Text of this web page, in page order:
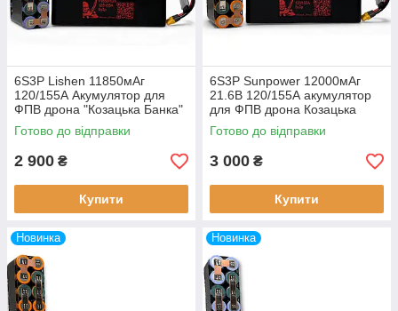
6S3P Lishen 11850мАг
120/155А Акумулятор для
ФПВ дрона "Козацька Банка"
Готово до відправки
2 900 ₴
Купити
6S3P Sunpower 12000мАг
21.6В 120/155А акумулятор
для ФПВ дрона Козацька
Банка
Готово до відправки
3 000 ₴
Купити
Новинка Новинка